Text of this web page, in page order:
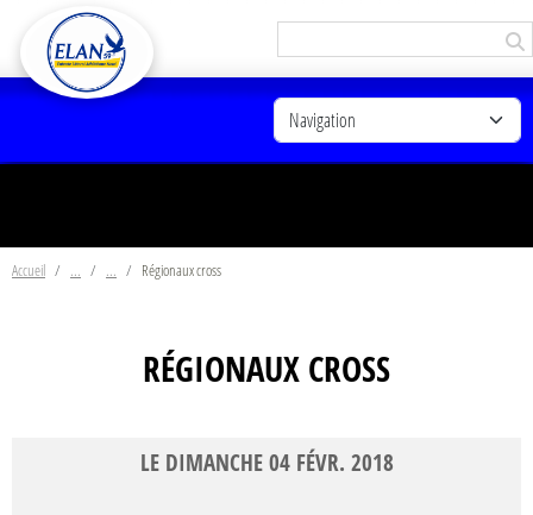
Accueil Régionaux cross
RÉGIONAUX CROSS
LE DIMANCHE04 FÉVR. 2018
Panneau de gestion des cookies